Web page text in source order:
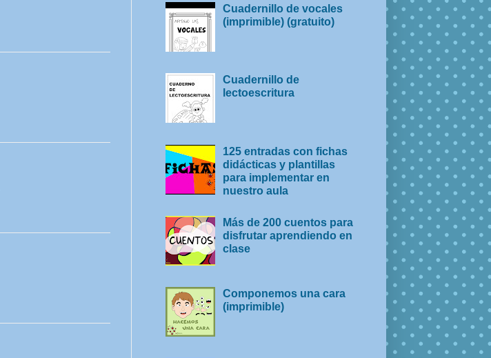
Cuadernillo de vocales
(imprimible) (gratuito)
Cuadernillo de
lectoescritura
125 entradas con fichas
didácticas y plantillas
para implementar en
nuestro aula
Más de 200 cuentos para
disfrutar aprendiendo en
clase
Componemos una cara
(imprimible)